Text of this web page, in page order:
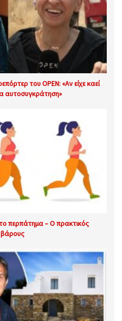
του OPEN: «Αν είχε καεί
αυτοσυγκράτηση»
περπάτημα – Ο πρακτικός